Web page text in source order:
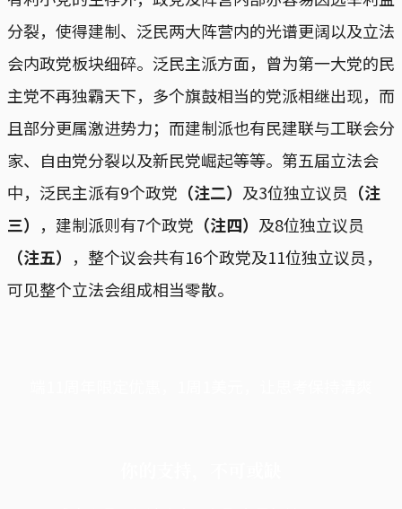
分裂，使得建制、泛民两大阵营内的光谱更阔以及立法
会内政党板块细碎。泛民主派方面，曾为第一大党的民
主党不再独霸天下，多个旗鼓相当的党派相继出现，而
且部分更属激进势力；而建制派也有民建联与工联会分
家、自由党分裂以及新民党崛起等等。第五届立法会
中，泛民主派有9个政党 （注二） 及3位独立议员 （注
三） ，建制派则有7个政党 （注四） 及8位独立议员
（注五） ，整个议会共有16个政党及11位独立议员，
可见整个立法会组成相当零散。